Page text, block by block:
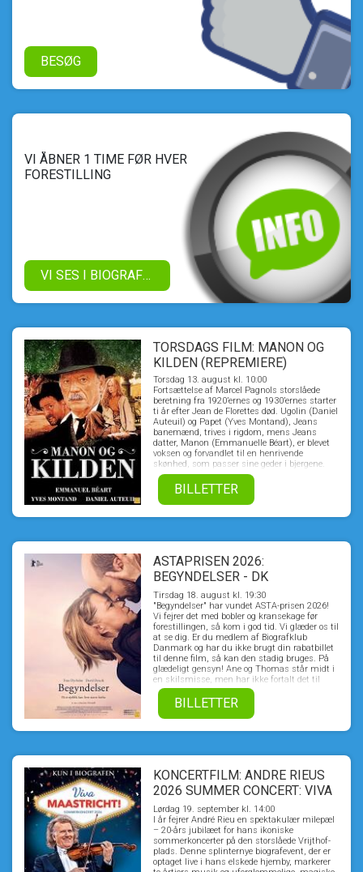
BESØG
VI ÅBNER 1 TIME FØR HVER
FORESTILLING
VI SES I BIOGRAFEN!
TORSDAGS FILM: MANON OG
KILDEN (REPREMIERE)
Torsdag 13. august kl. 10:00
Fortsættelse af Marcel Pagnols storslåede
beretning fra 1920’ernes og 1930’ernes starter
ti år efter Jean de Florettes død. Ugolin (Daniel
Auteuil) og Papet (Yves Montand), Jeans
banemænd, trives i rigdom, mens Jeans
datter, Manon (Emmanuelle Béart), er blevet
voksen og forvandlet til en henrivende
skønhed, som passer sine geder i bjergene.
Blot synet af hende kan gøre en mand besat,
og det er, hvad der sker for Ugolin, da han ser
hende bade nøgen i en bjergsø. Men Manon
afslører hans og Papets forbrydelse og
iscenesætter en djævelsk hævn, som ikke blot
hemmelighed som chokerer alle. Ikke mindst
Manon selv.
BILLETTER
ASTAPRISEN 2026:
BEGYNDELSER - DK
UNDERTEKSTER
Tirsdag 18. august kl. 19:30
"Begyndelser" har vundet ASTA-prisen 2026!
Vi fejrer det med bobler og kransekage før
forestillingen, så kom i god tid. Vi glæder os til
at se dig. Er du medlem af Biografklub
Danmark og har du ikke brugt din rabatbillet
til denne film, så kan den stadig bruges. På
glædeligt gensyn! Ane og Thomas står midt i
en skilsmisse, men har ikke fortalt det til
børnene endnu. Thomas er lige ved at flytte
sammen med sin nye kæreste, da Ane
pludselig rammes af en livsændrende
blodprop. De beslutter at blive boende
sammen, indtil Ane får det bedre, og mens
sit gamle jeg, må de begge se en ny
ingen forventede at finde det. BEGYNDELSER
er et livsbekræftende og rørende
kærlighedsdrama om, hvad der sker i en
familie og i et parforhold, når livsbanen for et
af medlemmerne pludselig ændres.
BILLETTER
KONCERTFILM: ANDRE RIEUS
2026 SUMMER CONCERT: VIVA
MAASTRICHT!
Lørdag 19. september kl. 14:00
I år fejrer André Rieu en spektakulær milepæl
– 20-års jubilæet for hans ikoniske
sommerkoncerter på den storslåede Vrijthof-
plads. Denne splinternye biografevent, der er
optaget live i hans elskede hjemby, markerer